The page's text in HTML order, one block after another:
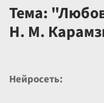
Цены
Тема:
Н. М.
Нейросеть: